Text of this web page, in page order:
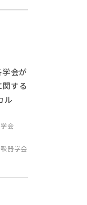
会
器学会
会が
する
ル